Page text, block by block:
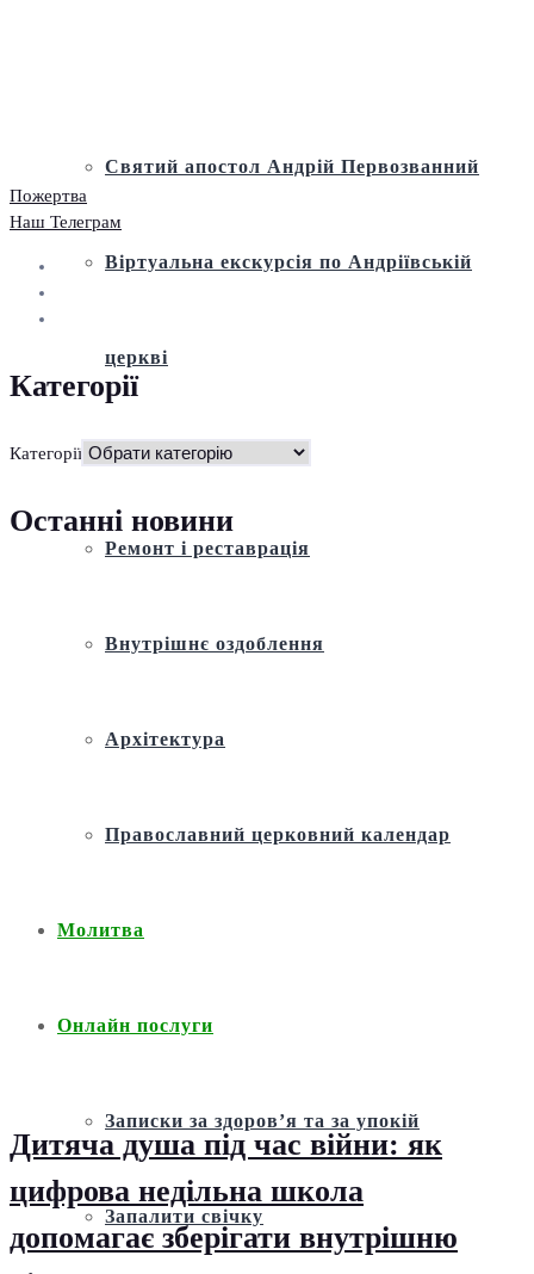
Святий апостол Андрій Первозванний
Віртуальна екскурсія по Андріївській
церкві
Історія
Ремонт і реставрація
Внутрішнє оздоблення
Архітектура
Православний церковний календар
Молитва
Онлайн послуги
Записки за здоров’я та за упокій
Запалити свічку
Пожертва
Наш Телеграм
Категорії
Категорії
Останні новини
Дитяча душа під час війни: як
цифрова недільна школа
допомагає зберігати внутрішню